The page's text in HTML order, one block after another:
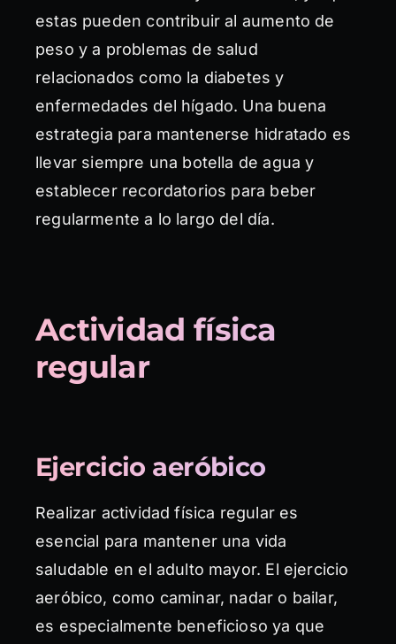
estas pueden contribuir al aumento de
peso y a problemas de salud
relacionados como la diabetes y
enfermedades del hígado. Una buena
estrategia para mantenerse hidratado es
llevar siempre una botella de agua y
establecer recordatorios para beber
regularmente a lo largo del día.
Actividad física
regular
Ejercicio aeróbico
Realizar actividad física regular es
esencial para mantener una vida
saludable en el adulto mayor. El ejercicio
aeróbico, como caminar, nadar o bailar,
es especialmente beneficioso ya que